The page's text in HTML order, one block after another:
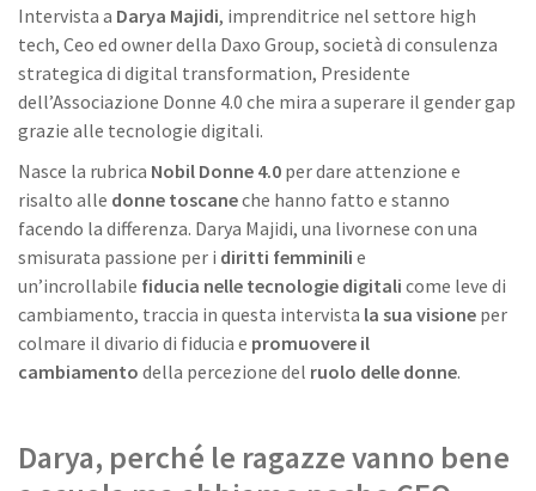
Intervista a Darya Majidi, imprenditrice nel settore high
tech, Ceo ed owner della Daxo Group, società di consulenza
strategica di digital transformation, Presidente
dell’Associazione Donne 4.0 che mira a superare il gender gap
grazie alle tecnologie digitali.
Nasce la rubrica Nobil Donne 4.0 per dare attenzione e
risalto alle donne toscaneche hanno fatto e stanno
facendo la differenza. Darya Majidi, una livornese con una
smisurata passione per i diritti femminili e
un’incrollabile fiducia nelle tecnologie digitali come leve di
cambiamento, traccia in questa intervista la sua visione per
colmare il divario di fiducia e promuovere il
cambiamento della percezione del ruolo delle donne.
Darya, perché le ragazze vanno bene